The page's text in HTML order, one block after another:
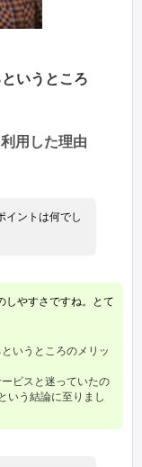
いうところ
用した理由
イントは何でし
しやすさですね。とて
いうところのメリッ
ビスと迷っていたの
いう結論に至りまし